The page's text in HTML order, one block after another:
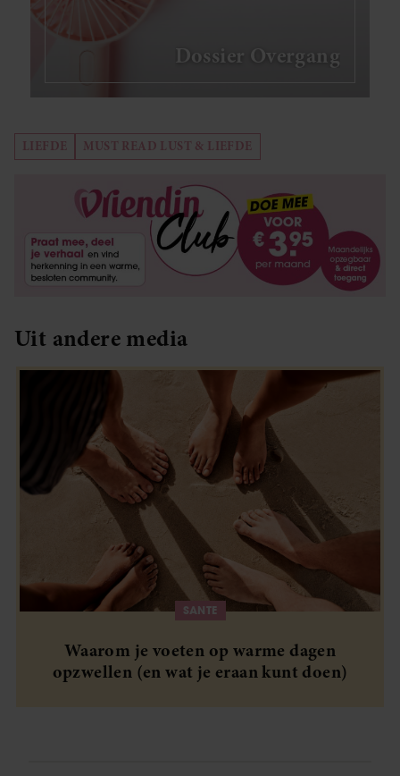
Dossier Overgang
LIEFDE MUST READ LUST & LIEFDE
Uit andere media
SANTE
Waarom je voeten op warme dagen
opzwellen (en wat je eraan kunt doen)